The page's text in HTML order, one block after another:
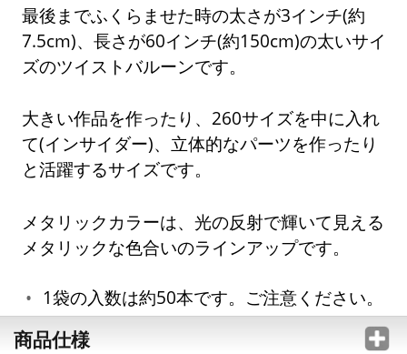
最後までふくらませた時の太さが3インチ(約
7.5cm)、長さが60インチ(約150cm)の太いサイ
ズのツイストバルーンです。
大きい作品を作ったり、260サイズを中に入れ
て(インサイダー)、立体的なパーツを作ったり
と活躍するサイズです。
メタリックカラーは、光の反射で輝いて見える
メタリックな色合いのラインアップです。
1袋の入数は約50本です。ご注意ください。
商品仕様